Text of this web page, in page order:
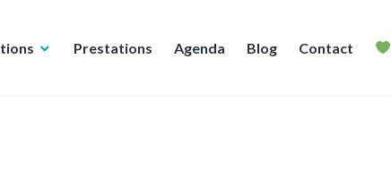
Prestations Agenda Blog Contact